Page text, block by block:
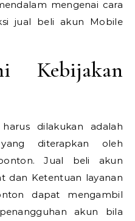
mengenai cara
jual beli akun Mobile
Kebijakan
dilakukan adalah
diterapkan oleh
Jual beli akun
dan Ketentuan layanan
dapat mengambil
akun bila